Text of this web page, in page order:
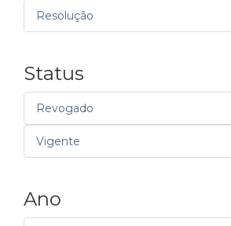
Resolução
Status
Revogado
Vigente
Ano